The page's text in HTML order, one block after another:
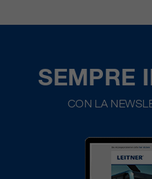
SEMPRE
CON LA